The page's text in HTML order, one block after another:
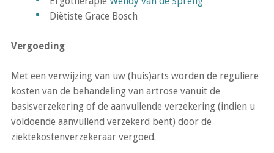
Diëtiste Grace Bosch
Vergoeding
Met een verwijzing van uw (huis)arts worden de reguliere
kosten van de behandeling van artrose vanuit de
basisverzekering of de aanvullende verzekering (indien u
voldoende aanvullend verzekerd bent) door de
ziektekostenverzekeraar vergoed.